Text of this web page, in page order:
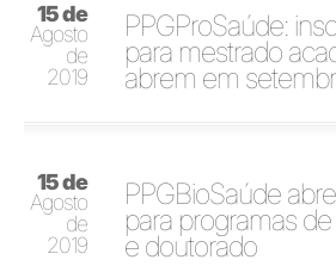
15 de
Agosto
de
2019
PPGProSaúde:
para mestrado
abrem em
15 de
Agosto
de
2019
PPGBioSaúde
para programas
e doutorado